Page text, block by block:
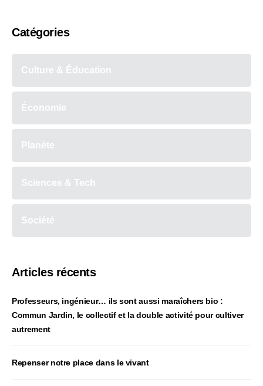
Catégories
Culture & Éducation
Économie
Planète
Sciences & Tech
Société
Articles récents
Professeurs, ingénieur… ils sont aussi maraîchers bio :
Commun Jardin, le collectif et la double activité pour cultiver
autrement
Repenser notre place dans le vivant